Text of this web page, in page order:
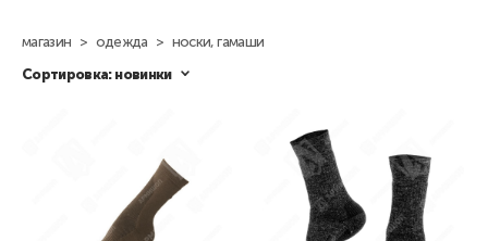
магазин > одежда > носки, гамаши
Сортировка: новинки